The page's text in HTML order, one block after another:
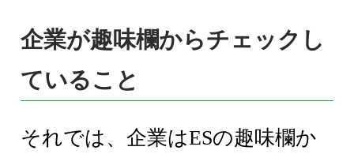
企業が趣味欄からチェックし
ていること
それでは、企業はESの趣味欄か